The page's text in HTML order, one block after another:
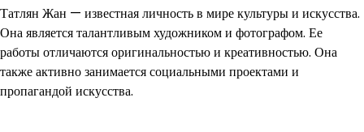
Татлян Жан — известная личность в мире культуры и искусства.
Она является талантливым художником и фотографом. Ее
работы отличаются оригинальностью и креативностью. Она
также активно занимается социальными проектами и
пропагандой искусства.